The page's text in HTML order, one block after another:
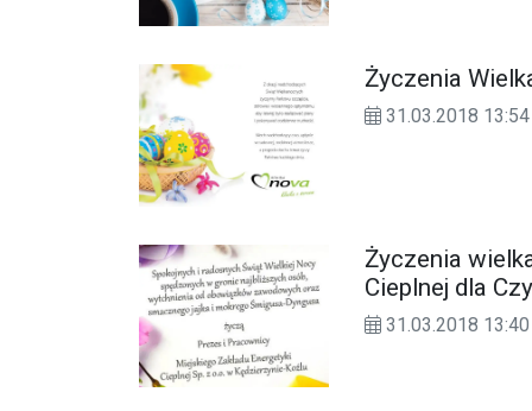
Życzenia
31.03.2018 13:54
Życzenia
Cieplnej dla
31.03.2018 13:40